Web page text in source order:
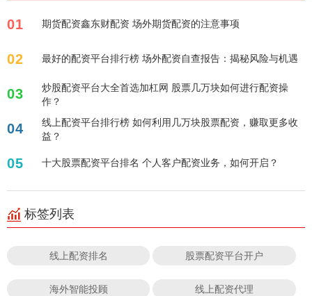
01 期货配资鑫东财配资 场外期货配资的注意事项
02 最好的配资平台排行榜 场外配资自查报告：揭秘风险与机遇
03
炒股配资平台大全首选加杠网 股票几万块如何进行配资操
作？
04
线上配资平台排行榜 如何利用几万块股票配资，赚取更多收
益？
05 十大股票配资平台排名 个人客户配资业务，如何开启？
标签列表
线上配资排名 股票配资平台开户
海外智能投顾 线上配资代理